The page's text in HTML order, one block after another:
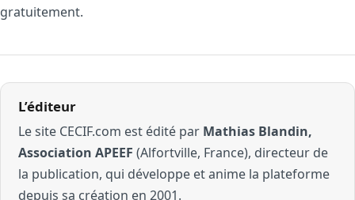
gratuitement.
L’éditeur
Le site CECIF.com est édité par Mathias Blandin,
Association APEEF (Alfortville, France), directeur de
la publication, qui développe et anime la plateforme
depuis sa création en 2001.